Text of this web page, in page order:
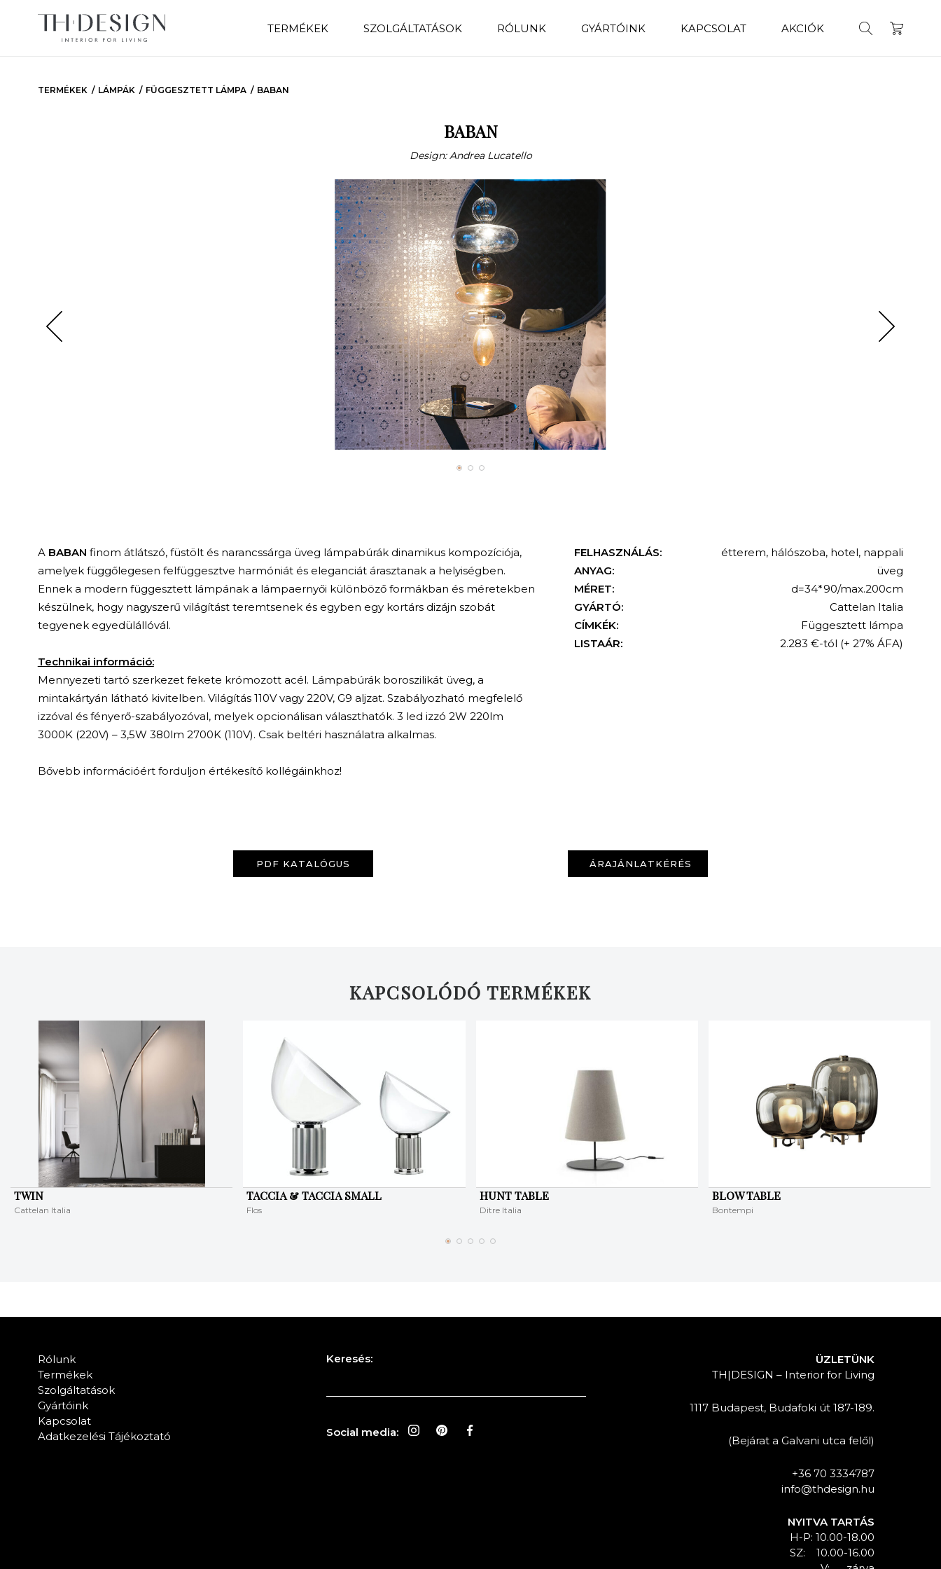
TERMÉKEK SZOLGÁLTATÁSOK RÓLUNK GYÁRTÓINK KAPCSOLAT AKCIÓK
TERMÉKEK LÁMPÁK FÜGGESZTETT LÁMPA BABAN
BABAN
Design: Andrea Lucatello
A BABAN finom átlátszó, füstölt és narancssárga üveg lámpabúrák dinamikus kompozíciója,
amelyek függőlegesen felfüggesztve harmóniát és eleganciát árasztanak a helyiségben.
Ennek a modern függesztett lámpának a lámpaernyői különböző formákban és méretekben
készülnek, hogy nagyszerű világítást teremtsenek és egyben egy kortárs dizájn szobát
tegyenek egyedülállóvál.
Technikai információ:
Mennyezeti tartó szerkezet fekete krómozott acél. Lámpabúrák boroszilikát üveg, a
mintakártyán látható kivitelben. Világítás 110V vagy 220V, G9 aljzat. Szabályozható megfelelő
izzóval és fényerő-szabályozóval, melyek opcionálisan választhatók. 3 led izzó 2W 220lm
3000K (220V) – 3,5W 380lm 2700K (110V). Csak beltéri használatra alkalmas.
Bővebb információért forduljon értékesítő kollégáinkhoz!
FELHASZNÁLÁS: étterem, hálószoba, hotel, nappali
ANYAG:
üveg
MÉRET:
d=34*90/max.200cm
GYÁRTÓ:
Cattelan Italia
CÍMKÉK:
Függesztett lámpa
LISTAÁR:
2.283 €-tól (+ 27% ÁFA)
PDF KATALÓGUS ÁRAJÁNLATKÉRÉS
KAPCSOLÓDÓ TERMÉKEK
TWIN
Cattelan Italia
TACCIA & TACCIA SMALL
Flos
HUNT TABLE
Ditre Italia
BLOW TABLE
Bontempi
Rólunk
Termékek
Szolgáltatások
Gyártóink
Kapcsolat
Adatkezelési Tájékoztató
Keresés:
Social media:
ÜZLETÜNK
TH|DESIGN – Interior for Living
1117 Budapest, Budafoki út 187-189.
(Bejárat a Galvani utca felől)
+36 70 3334787
info@thdesign.hu
NYITVA TARTÁS
H-P: 10.00-18.00
SZ: 10.00-16.00